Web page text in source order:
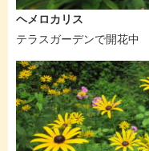
ヘメロカリス
テラスガーデンで開花中